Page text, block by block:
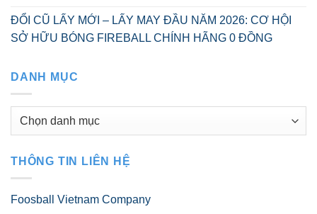
ĐỔI CŨ LẤY MỚI – LẤY MAY ĐẦU NĂM 2026: CƠ HỘI
SỞ HỮU BÓNG FIREBALL CHÍNH HÃNG 0 ĐỒNG
DANH MỤC
Danh
THÔNG TIN LIÊN HỆ
Foosball Vietnam Company